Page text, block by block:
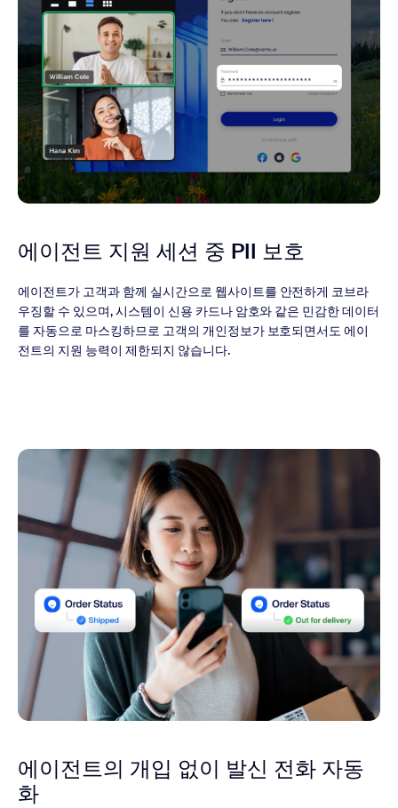
에이전트 지원 세션 중 PII 보호
에이전트가 고객과 함께 실시간으로 웹사이트를 안전하게 코브라
우징할 수 있으며, 시스템이 신용 카드나 암호와 같은 민감한 데이터
를 자동으로 마스킹하므로 고객의 개인정보가 보호되면서도 에이
전트의 지원 능력이 제한되지 않습니다.
에이전트의 개입 없이 발신 전화 자동
화